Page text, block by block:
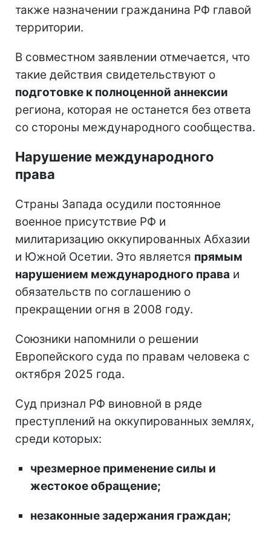
также назначении гражданина РФ главой
территории.
В совместном заявлении отмечается, что
такие действия свидетельствуют о
подготовке к полноценной аннексии
региона, которая не останется без ответа
со стороны международного сообщества.
Нарушение международного
права
Страны Запада осудили постоянное
военное присутствие РФ и
милитаризацию оккупированных Абхазии
и Южной Осетии. Это является прямым
нарушением международного права и
обязательств по соглашению о
прекращении огня в 2008 году.
Союзники напомнили о решении
Европейского суда по правам человека с
октября 2025 года.
Суд признал РФ виновной в ряде
преступлений на оккупированных землях,
среди которых:
чрезмерное применение силы и
жестокое обращение;
незаконные задержания граждан;